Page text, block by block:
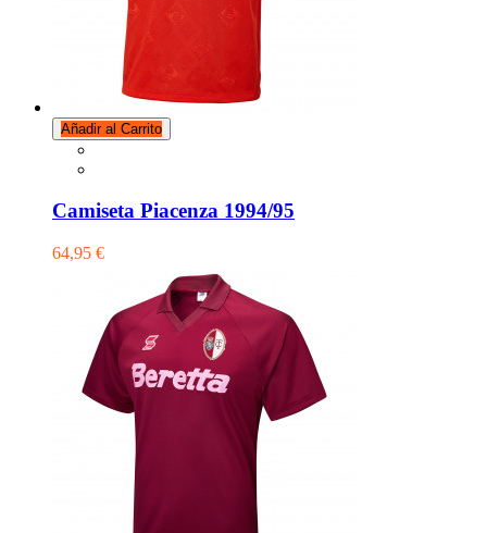
Añadir al Carrito
Camiseta Piacenza 1994/95
64,95 €